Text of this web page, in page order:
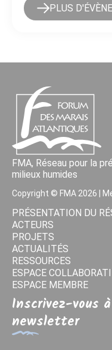
d’Orléans pour la
(MOBE). Ce rendez-
PLUS
FMA, Réseau pour la
milieux humides
Copyright © FMA 2026 |
PRÉSENTATION DU
ACTEURS
PROJETS
ACTUALITÉS
RESSOURCES
ESPACE
ESPACE MEMBRE
Inscrivez-vous
newsletter